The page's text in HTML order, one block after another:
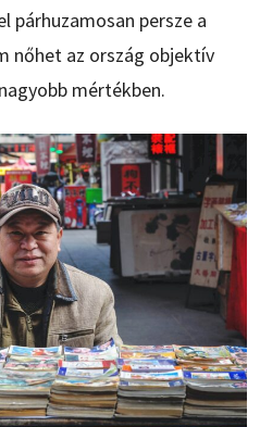
párhuzamosan persze a
nőhet az ország objektív
mértékben.